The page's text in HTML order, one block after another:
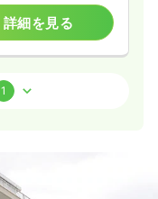
詳細を見る
1